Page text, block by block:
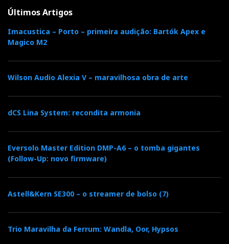
Últimos Artigos
Imacustica – Porto – primeira audição: Bartók Apex e
Magico M2
Wilson Audio Alexia V – maravilhosa obra de arte
dCS Lina System: recondita armonia
Eversolo Master Edition DMP-A6 – o tomba gigantes
(Follow-Up: novo firmware)
Astell&Kern SE300 – o streamer de bolso (7)
Trio Maravilha da Ferrum: Wandla, Oor, Hypsos